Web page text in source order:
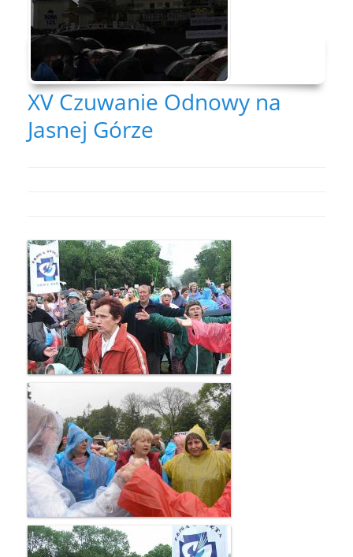
XV Czuwanie Odnowy na
Jasnej Górze